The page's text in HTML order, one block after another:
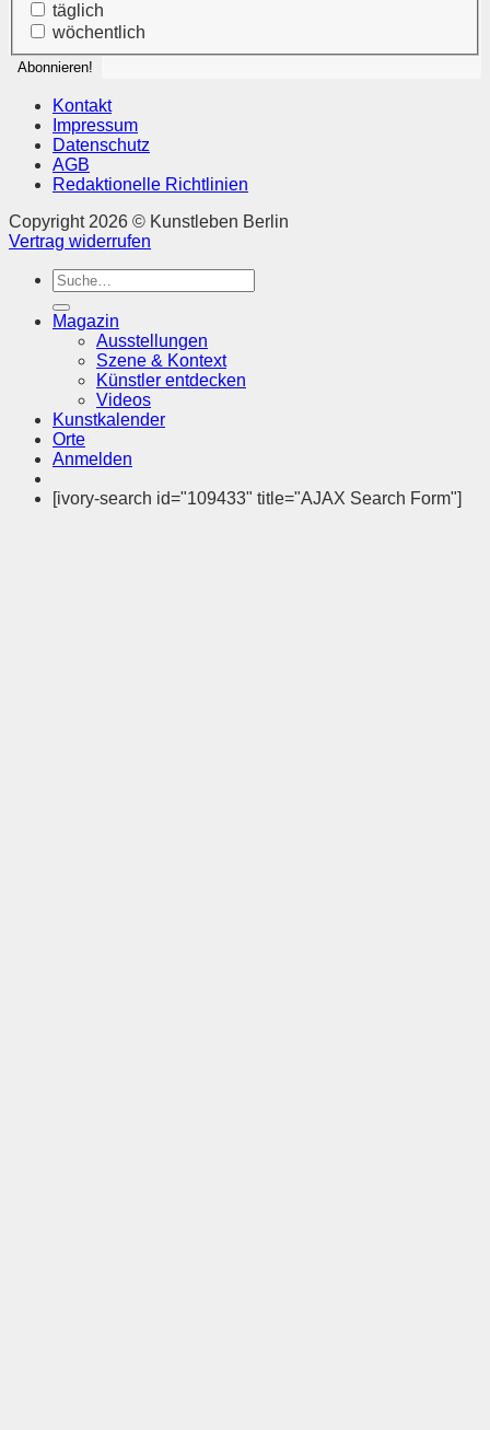
täglich
wöchentlich
Kontakt
Impressum
Datenschutz
AGB
Redaktionelle Richtlinien
Copyright 2026 © Kunstleben Berlin
Vertrag widerrufen
Suchen
nach:
Magazin
Ausstellungen
Szene & Kontext
Künstler entdecken
Videos
Kunstkalender
Orte
Anmelden
[ivory-search id="109433" title="AJAX Search Form"]